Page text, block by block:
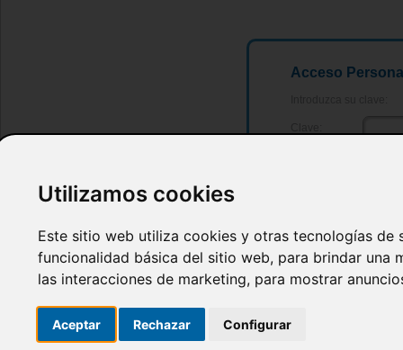
Utilizamos cookies
Este sitio web utiliza cookies y otras tecnologías de
funcionalidad básica del sitio web, para brindar una
las interacciones de marketing, para mostrar
Aceptar Rechazar Configurar
Acceso